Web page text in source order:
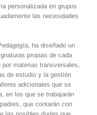
personalizada en grupos
las necesidades
ha diseñado un
propias de cada
materias transversales,
de estudio y la gestión
adicionales que se
en los que se trabajarán
que contarán con